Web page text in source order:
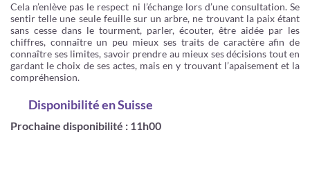
Cela n’enlève pas le respect ni l’échange lors d’une consultation. Se
sentir telle une seule feuille sur un arbre, ne trouvant la paix étant
sans cesse dans le tourment, parler, écouter, être aidée par les
chiffres, connaître un peu mieux ses traits de caractère afin de
connaître ses limites, savoir prendre au mieux ses décisions tout en
gardant le choix de ses actes, mais en y trouvant l’apaisement et la
compréhension.
Disponibilitéen Suisse
Prochaine disponibilité : 11h00